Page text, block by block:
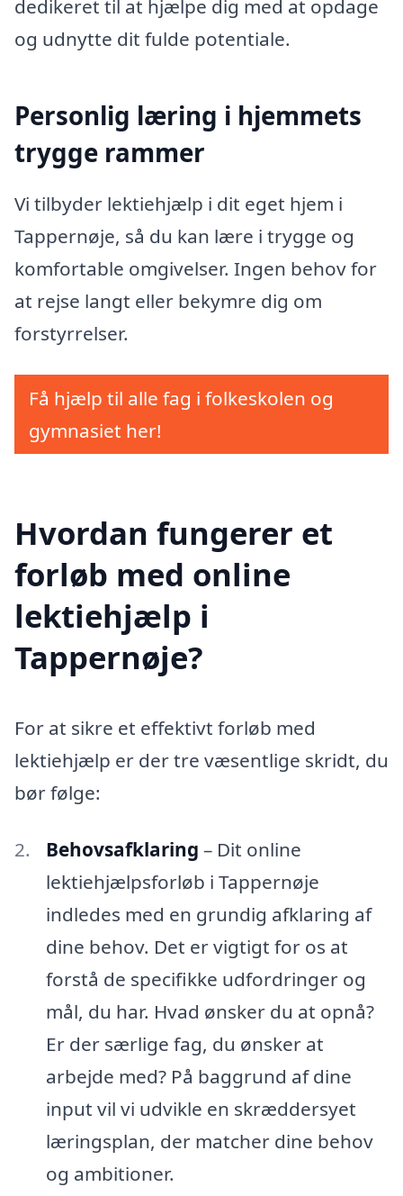
dedikeret til at hjælpe dig med at opdage
og udnytte dit fulde potentiale.
Personlig læring i hjemmets
trygge rammer
Vi tilbyder lektiehjælp i dit eget hjem i
Tappernøje, så du kan lære i trygge og
komfortable omgivelser. Ingen behov for
at rejse langt eller bekymre dig om
forstyrrelser.
Få hjælp til alle fag i folkeskolen og
gymnasiet her!
Hvordan fungerer et
forløb med online
lektiehjælp i
Tappernøje?
For at sikre et effektivt forløb med
lektiehjælp er der tre væsentlige skridt, du
bør følge:
Behovsafklaring – Dit online
lektiehjælpsforløb i Tappernøje
indledes med en grundig afklaring af
dine behov. Det er vigtigt for os at
forstå de specifikke udfordringer og
mål, du har. Hvad ønsker du at opnå?
Er der særlige fag, du ønsker at
arbejde med? På baggrund af dine
input vil vi udvikle en skræddersyet
læringsplan, der matcher dine behov
og ambitioner.